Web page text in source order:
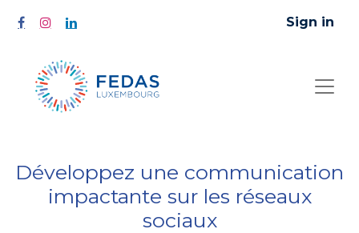
Sign in
Développez une communication
impactante sur les réseaux
sociaux